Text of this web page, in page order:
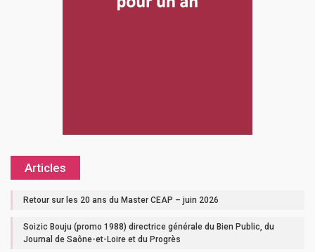
Articles
Retour sur les 20 ans du Master CEAP – juin 2026
Soizic Bouju (promo 1988) directrice générale du Bien Public, du
Journal de Saône-et-Loire et du Progrès